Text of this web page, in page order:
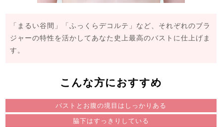
「まるい谷間」「ふっくらデコルテ」など、それぞれのブラ
ジャーの特性を活かしてあなた史上最高のバストに仕上げま
す。
こんな方におすすめ
バストとお腹の境目はしっかりある
脇下はすっきりしている